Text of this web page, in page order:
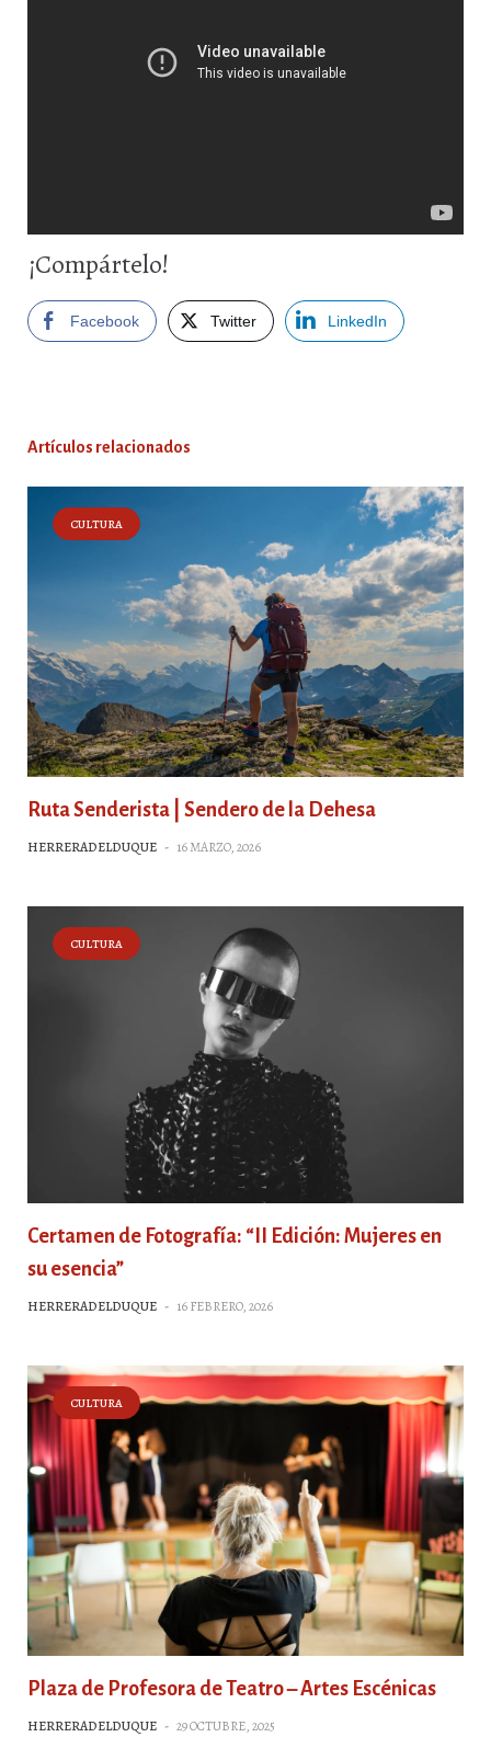
¡Compártelo!
Facebook Twitter LinkedIn
Artículos relacionados
CULTURA
Ruta Senderista | Sendero de la Dehesa
HERRERADELDUQUE - 16 MARZO, 2026
CULTURA
Certamen de Fotografía: “II Edición: Mujeres en
su esencia”
HERRERADELDUQUE - 16 FEBRERO, 2026
CULTURA
Plaza de Profesora de Teatro – Artes Escénicas
HERRERADELDUQUE - 29 OCTUBRE, 2025